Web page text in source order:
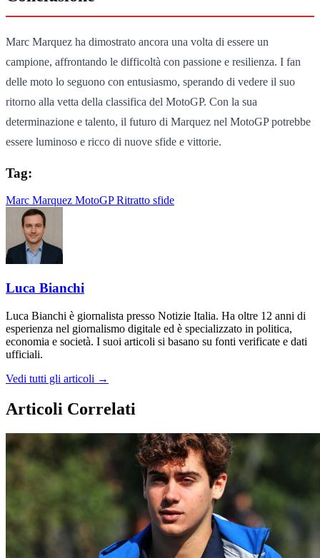
Marc Marquez ha dimostrato ancora una volta di essere un
campione, affrontando le difficoltà con passione e resilienza. I fan
delle moto lo seguono con entusiasmo, sperando di vedere il suo
ritorno alla vetta della classifica del MotoGP. Con la sua
determinazione e talento, il futuro di Marquez nel MotoGP potrebbe
essere luminoso e ricco di nuove sfide e vittorie.
Tag:
Marc Marquez MotoGPRitratto sfide
Luca Bianchi
Luca Bianchi è giornalista presso Notizie Italia. Ha oltre 12 anni di
esperienza nel giornalismo digitale ed è specializzato in politica,
economia e società. I suoi articoli si basano su fonti verificate e dati
ufficiali.
Vedi tutti gli articoli →
Articoli Correlati